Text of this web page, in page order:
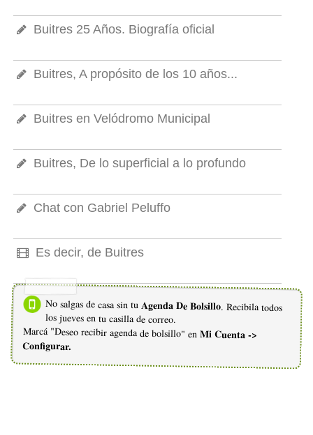
Buitres 25 Años. Biografía oficial
Buitres, A propósito de los 10 años...
Buitres en Velódromo Municipal
Buitres, De lo superficial a lo profundo
Chat con Gabriel Peluffo
Es decir, de Buitres
No salgas de casa sin tu Agenda De Bolsillo. Recibila todos
los jueves en tu casilla de correo.
Marcá "Deseo recibir agenda de bolsillo" en Mi Cuenta ->
Configurar.